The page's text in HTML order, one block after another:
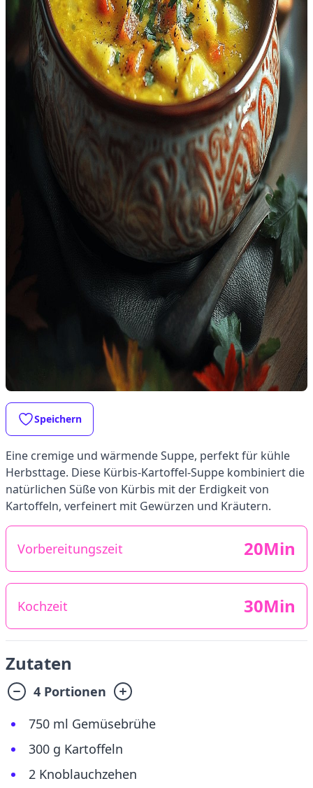
Speichern
Eine cremige und wärmende Suppe, perfekt für kühle
Herbsttage. Diese Kürbis-Kartoffel-Suppe kombiniert die
natürlichen Süße von Kürbis mit der Erdigkeit von
Kartoffeln, verfeinert mit Gewürzen und Kräutern.
Vorbereitungszeit 20Min
Kochzeit 30Min
Zutaten
4 Portionen
750 ml Gemüsebrühe
300 g Kartoffeln
2 Knoblauchzehen